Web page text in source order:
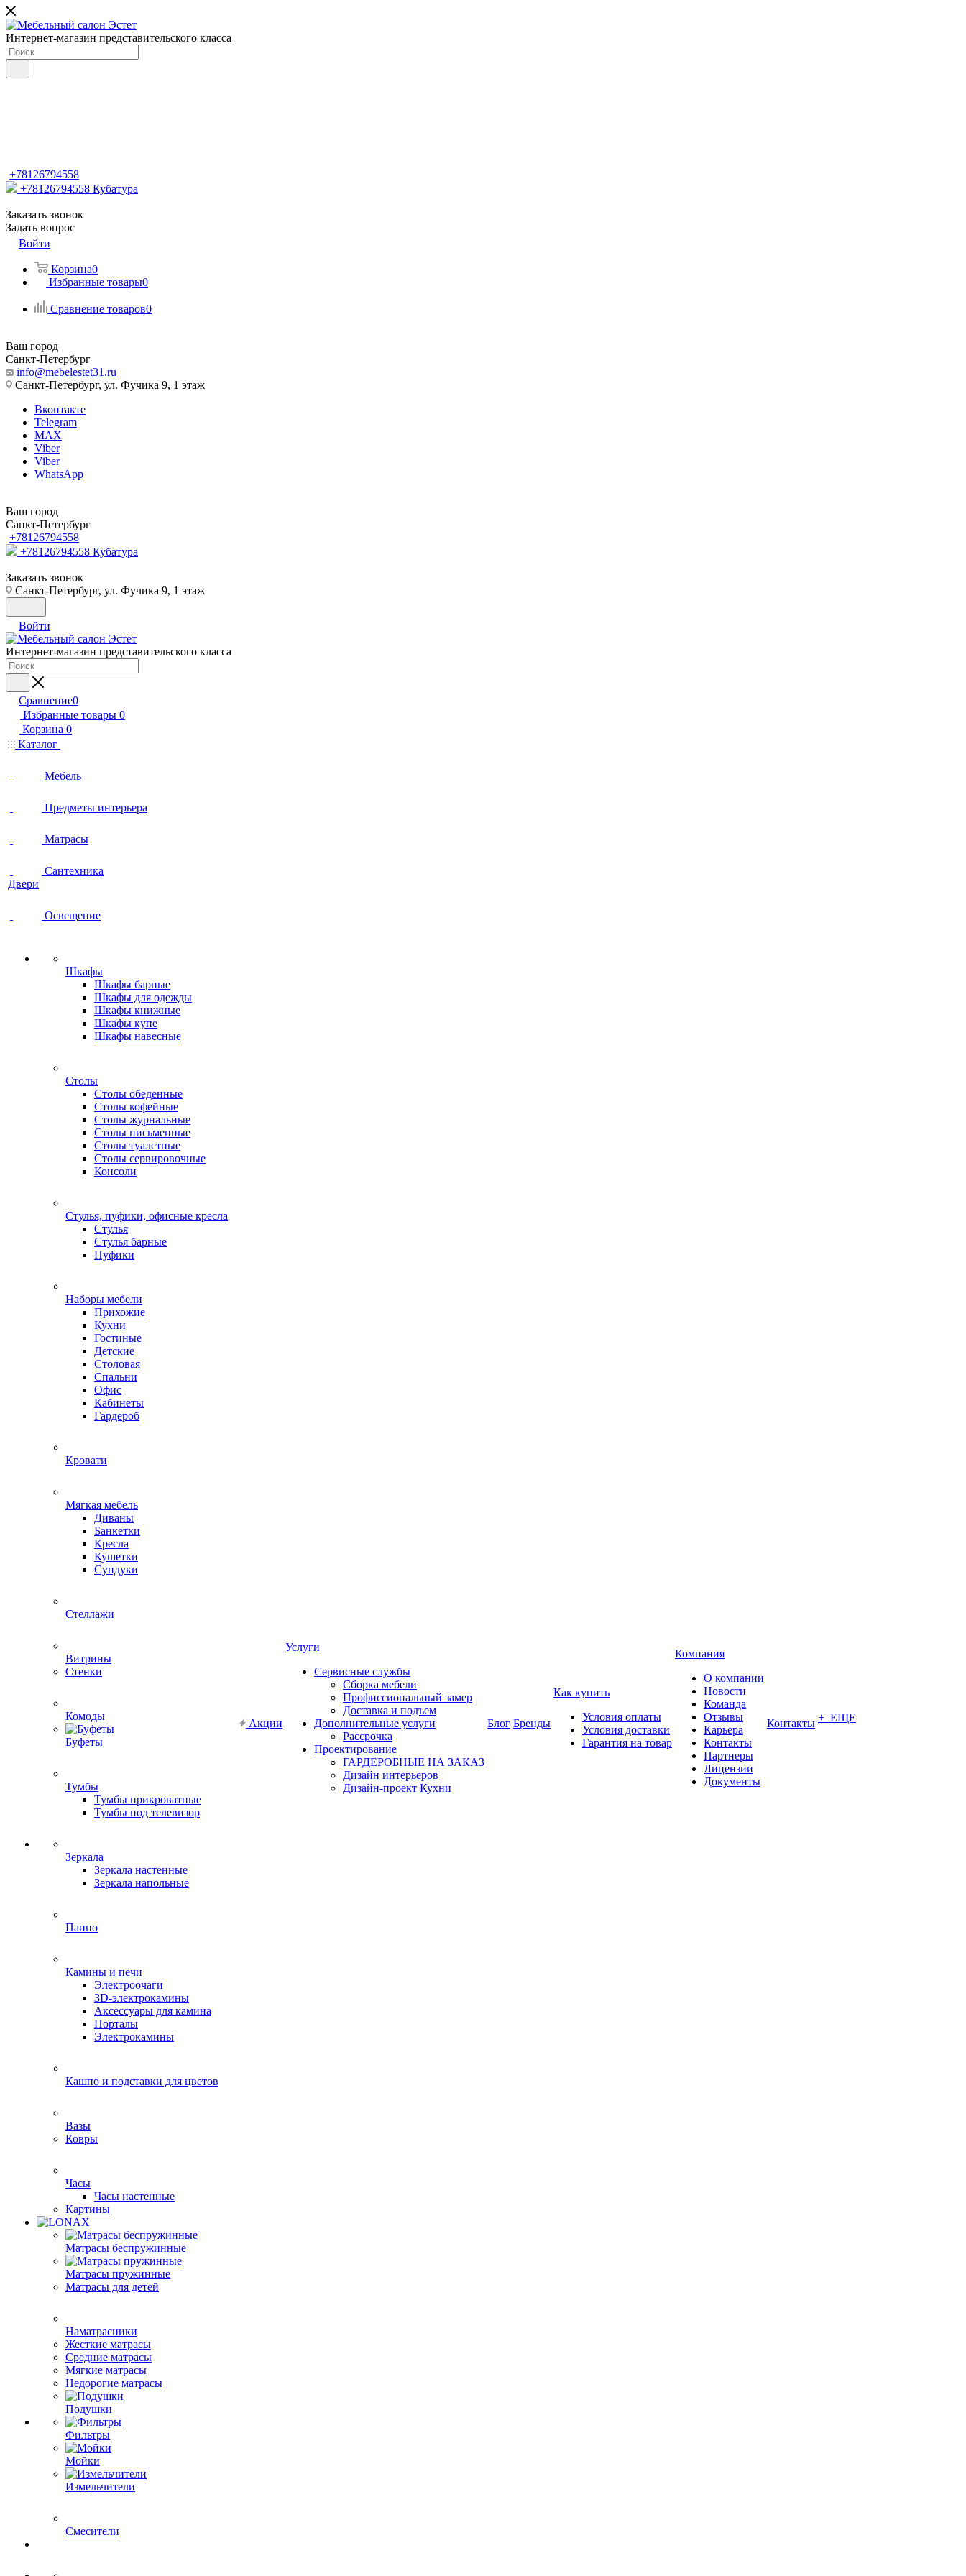
Интернет-магазин представительского класса
+78126794558
+78126794558 Кубатура
Заказать звонок
Задать вопрос
Войти
Корзина0
Избранные товары0
Сравнение товаров0
Ваш город
Санкт-Петербург
info@mebelestet31.ru
Санкт-Петербург, ул. Фучика 9, 1 этаж
Вконтакте
Telegram
MAX
Viber
Viber
WhatsApp
Ваш город
Санкт-Петербург
+78126794558
+78126794558 Кубатура
Заказать звонок
Санкт-Петербург, ул. Фучика 9, 1 этаж
Войти
Интернет-магазин представительского класса
Сравнение0
Избранные товары 0
Корзина 0
Каталог
Мебель
Предметы интерьера
Матрасы
Сантехника
Двери
Освещение
Шкафы
Шкафы барные
Шкафы для одежды
Шкафы книжные
Шкафы купе
Шкафы навесные
Столы
Столы обеденные
Столы кофейные
Столы журнальные
Столы письменные
Столы туалетные
Столы сервировочные
Консоли
Стулья, пуфики, офисные кресла
Стулья
Стулья барные
Пуфики
Наборы мебели
Прихожие
Кухни
Гостиные
Детские
Столовая
Спальни
Офис
Кабинеты
Гардероб
Кровати
Мягкая мебель
Диваны
Банкетки
Кресла
Кушетки
Сундуки
Стеллажи
Витрины
Стенки
Комоды
Буфеты
Тумбы
Тумбы прикроватные
Тумбы под телевизор
Зеркала
Зеркала настенные
Зеркала напольные
Панно
Камины и печи
Электроочаги
3D-электрокамины
Аксессуары для камина
Порталы
Электрокамины
Кашпо и подставки для цветов
Вазы
Ковры
Часы
Часы настенные
Картины
Матрасы беспружинные
Матрасы пружинные
Матрасы для детей
Наматрасники
Жесткие матрасы
Средние матрасы
Мягкие матрасы
Недорогие матрасы
Подушки
Фильтры
Мойки
Измельчители
Смесители
Акции
Услуги
Сервисные службы
Сборка мебели
Профиссиональный замер
Доставка и подъем
Дополнительные услуги
Рассрочка
Проектирование
ГАРДЕРОБНЫЕ НА ЗАКАЗ
Дизайн интерьеров
Дизайн-проект Кухни
Блог Бренды
Как купить
Условия оплаты
Условия доставки
Гарантия на товар
Компания
О компании
Новости
Команда
Отзывы
Карьера
Контакты
Партнеры
Лицензии
Документы
Контакты + ЕЩЕ